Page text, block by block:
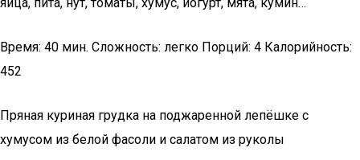
Время: 40 мин. Сложность: легко Порций: 4 Калорийность:
452
Пряная куриная грудка на поджаренной лепёшке с
хумусом из белой фасоли и салатом из руколы